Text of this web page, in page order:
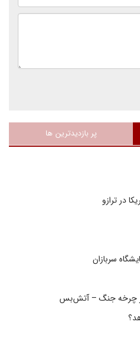
پر بازدیدترین ها
در ترازو
سربازان
در چرخه جنگ – آتش‌بس